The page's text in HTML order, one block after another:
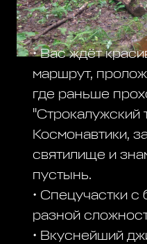
• Вас ждёт
маршрут,
где раньше
"Строкалужский
Космонавтики,
святилище и
пустынь.
• Спецучастки
разной
• Вкуснейший